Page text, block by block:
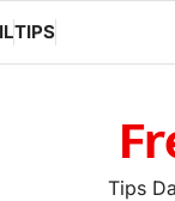
TIPS
Tips